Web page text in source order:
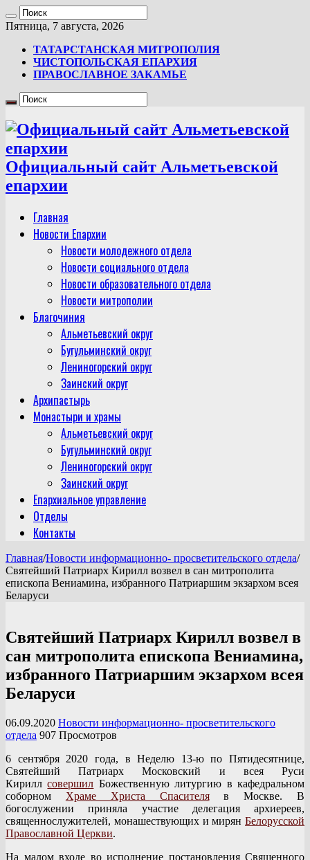
Пятница, 7 августа, 2026
ТАТАРСТАНСКАЯ МИТРОПОЛИЯ
ЧИСТОПОЛЬСКАЯ ЕПАРХИЯ
ПРАВОСЛАВНОЕ ЗАКАМЬЕ
Официальный сайт Альметьевской
епархии
Главная
Новости Епархии
Новости молодежного отдела
Новости социального отдела
Новости образовательного отдела
Новости митрополии
Благочиния
Альметьевский округ
Бугульминский округ
Лениногорский округ
Заинский округ
Архипастырь
Монастыри и храмы
Альметьевский округ
Бугульминский округ
Лениногорский округ
Заинский округ
Епархиальное управление
Отделы
Контакты
Главная/Новости информационно- просветительского отдела/
Святейший Патриарх Кирилл возвел в сан митрополита
епископа Вениамина, избранного Патриаршим экзархом всея
Беларуси
Святейший Патриарх Кирилл возвел в
сан митрополита епископа Вениамина,
избранного Патриаршим экзархом всея
Беларуси
06.09.2020 Новости информационно- просветительского
отдела 907 Просмотров
6 сентября 2020 года, в Неделю 13-ю по Пятидесятнице,
Святейший Патриарх Московский и всея Руси
Кириллсовершил Божественную литургию в кафедральном
соборном Храме Христа Спасителяв Москве. В
богослужении приняла участие делегация архиереев,
священнослужителей, монашествующих и мирян Белорусской
Православной Церкви.
На малом входе во исполнение постановления Священного